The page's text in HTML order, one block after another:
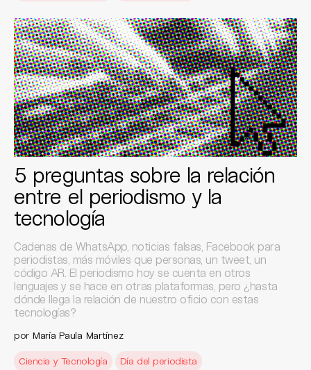
5 preguntas sobre la relación
entre el periodismo y la
tecnología
Cadenas de WhatsApp, noticias falsas, Facebook para
periodistas, más móviles que personas, un tweet, un
código AR. El periodismo hoy se cuenta en otros
lenguajes y se hace en otras plataformas, pero ¿hasta
dónde llega la relación de nuestro oficio con estas
tecnologías?
por María Paula Martínez
Ciencia y Tecnología Día del periodista